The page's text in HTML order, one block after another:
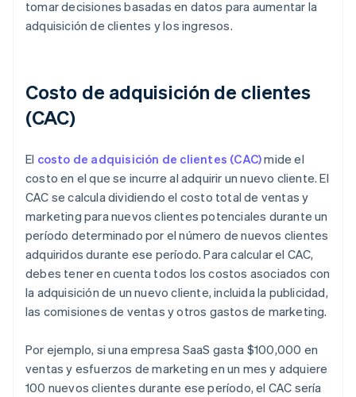
tomar decisiones basadas en datos para aumentar la
adquisición de clientes y los ingresos.
Costo de adquisición de clientes
(CAC)
El costo de adquisición de clientes (CAC)mide el
costo en el que se incurre al adquirir un nuevo cliente. El
CAC se calcula dividiendo el costo total de ventas y
marketing para nuevos clientes potenciales durante un
período determinado por el número de nuevos clientes
adquiridos durante ese período. Para calcular el CAC,
debes tener en cuenta todos los costos asociados con
la adquisición de un nuevo cliente, incluida la publicidad,
las comisiones de ventas y otros gastos de marketing.
Por ejemplo, si una empresa SaaS gasta $100,000 en
ventas y esfuerzos de marketing en un mes y adquiere
100 nuevos clientes durante ese período, el CAC sería